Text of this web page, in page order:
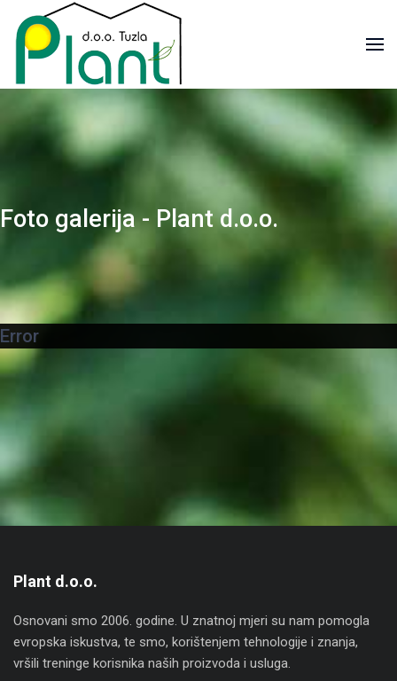
Foto galerija - Plant d.o.o.
Error
Plant d.o.o.
Osnovani smo 2006. godine. U znatnoj mjeri su nam pomogla
evropska iskustva, te smo, korištenjem tehnologije i znanja,
vršili treninge korisnika naših proizvoda i usluga.